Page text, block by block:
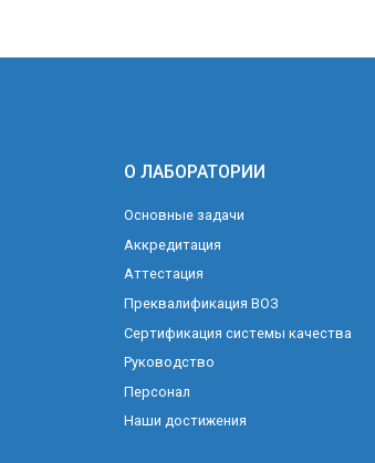
О ЛАБОРАТОРИИ
Основные задачи
Аккредитация
Аттестация
Преквалификация ВОЗ
Сертификация системы качества
Руководство
Персонал
Наши достижения